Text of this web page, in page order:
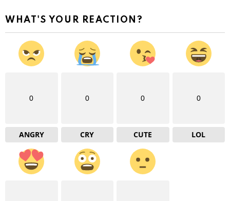
WHAT'S YOUR REACTION?
0
ANGRY
0
CRY
0
CUTE
0
LOL